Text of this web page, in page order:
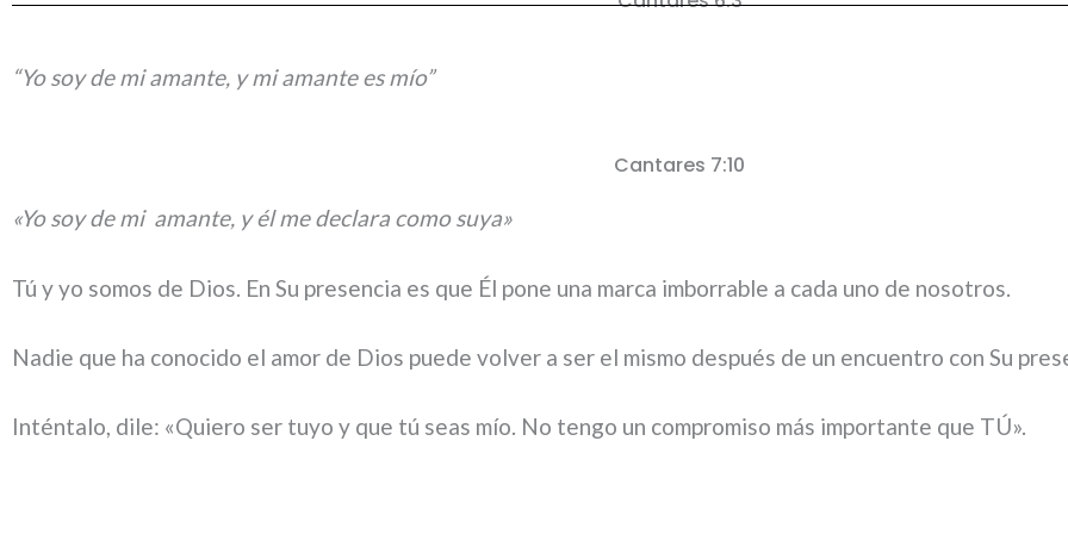
“Yo soy de mi amante, y mi amante es mío”
Cantares 7:10
«Yo soy de mi amante, y él me declara como suya»
Tú y yo somos de Dios. En Su presencia es que Él pone una marca imborrable a cada uno de nosotros.
Nadie que ha conocido el amor de Dios puede volver a ser el mismo después de un encuentro con Su
Inténtalo, dile: «Quiero ser tuyo y que tú seas mío. No tengo un compromiso más importante que TÚ».